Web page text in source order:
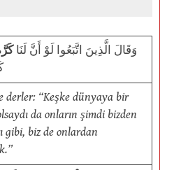
وَقَالَ الَّذِينَ اتَّبَعُوا لَوْ أَنَّ لَنَا
derler: “Keşke dünyaya bir
da onların şimdi bizden
gibi, biz de onlardan